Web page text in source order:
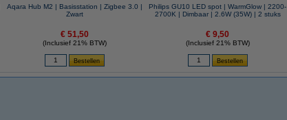
Aqara Hub M2 | Basisstation | Zigbee 3.0 |
Zwart
€ 51,50
(Inclusief 21% BTW)
Philips GU10 LED spot | WarmGlow | 2200-
2700K | Dimbaar | 2.6W (35W) | 2 stuks
€ 9,50
(Inclusief 21% BTW)